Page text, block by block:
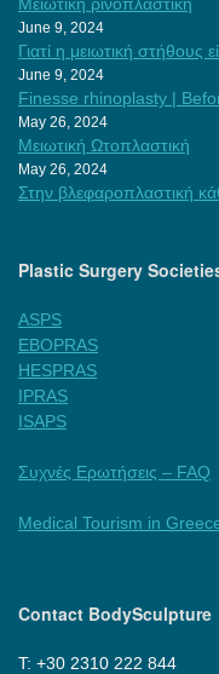
June 9, 2024
Γιατί η μειωτική στήθους
June 9, 2024
Finesse rhinoplasty |
May 26, 2024
Μειωτική Ωτοπλαστική
May 26, 2024
Στην βλεφαροπλαστική
Plastic Surgery
ASPS
EBOPRAS
HESPRAS
IPRAS
ISAPS
Συχνές Ερωτήσεις – FAQ
Medical Tourism in
Contact BodySculpture
Τ: +30 2310 222 844